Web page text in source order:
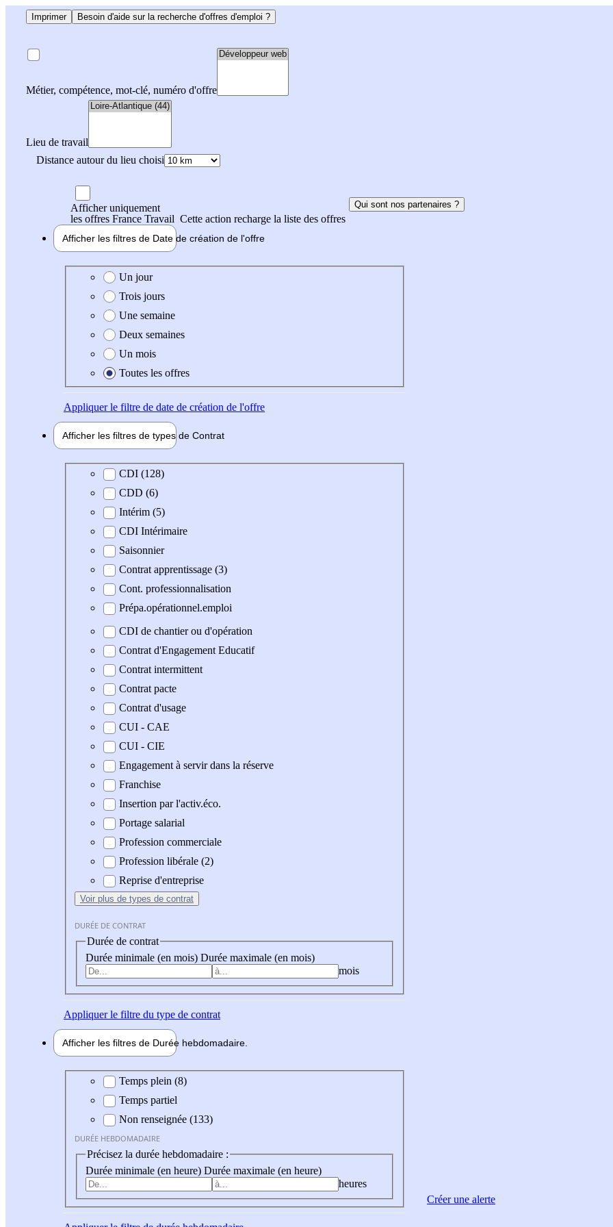
Imprimer Besoin d'aide sur la recherche d'offres d'emploi ?
Métier, compétence, mot-clé, numéro d'offre
Lieu de travail
Distance autour du lieu choisi
Afficher uniquement
les offres France Travail Cette action recharge la liste des offres
Qui sont nos partenaires ?
Afficher les filtres de Date de création de l'offre
Date de création de l'offre
Un jour
Trois jours
Une semaine
Deux semaines
Un mois
Toutes les offres
Appliquerle filtre de date de création de l'offre
Afficher les filtres de types de Contrat
Type de contratCDI (128)
CDD (6)
Intérim (5)
CDI Intérimaire
Saisonnier
Contrat apprentissage (3)
Cont. professionnalisation
Prépa.opérationnel.emploi
CDI de chantier ou d'opération
Contrat d'Engagement Educatif
Contrat intermittent
Contrat pacte
Contrat d'usage
CUI - CAE
CUI - CIE
Engagement à servir dans la réserve
Franchise
Insertion par l'activ.éco.
Portage salarial
Profession commerciale
Profession libérale (2)
Reprise d'entreprise
Voir plus de types de contrat
DURÉE DE CONTRAT
Durée de contrat
Durée minimale (en mois) Durée maximale (en mois)
mois
Appliquerle filtre du type de contrat
Afficher les filtres de Durée hebdomadaire
Durée hebdomadaire
Temps plein (8)
Temps partiel
Non renseignée (133)
DURÉE HEBDOMADAIRE
Précisez la durée hebdomadaire :
Durée minimale (en heure) Durée maximale (en heure)
heures
Créer une alerte